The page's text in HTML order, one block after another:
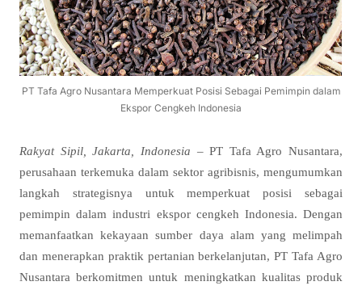
PT Tafa Agro Nusantara Memperkuat Posisi Sebagai Pemimpin dalam
Ekspor Cengkeh Indonesia
Rakyat Sipil, Jakarta, Indonesia – PT Tafa Agro Nusantara,
perusahaan terkemuka dalam sektor agribisnis, mengumumkan
langkah strategisnya untuk memperkuat posisi sebagai
pemimpin dalam industri ekspor cengkeh Indonesia. Dengan
memanfaatkan kekayaan sumber daya alam yang melimpah
dan menerapkan praktik pertanian berkelanjutan, PT Tafa Agro
Nusantara berkomitmen untuk meningkatkan kualitas produk